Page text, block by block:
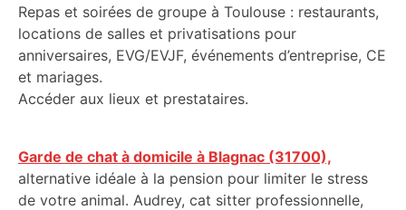
Repas et soirées de groupe à Toulouse : restaurants,
locations de salles et privatisations pour
anniversaires, EVG/EVJF, événements d’entreprise, CE
et mariages.
Accéder aux lieux et prestataires.
Garde de chat à domicile à Blagnac (31700),
alternative idéale à la pension pour limiter le stress
de votre animal. Audrey, cat sitter professionnelle,